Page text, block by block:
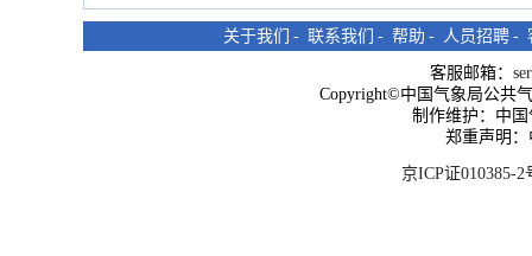
关于我们 - 联系我们 - 帮助 - 人员招聘 -
客服邮箱：
Copyright©中国气象局公共
制作维护：中
郑重声明
京ICP证010385-2